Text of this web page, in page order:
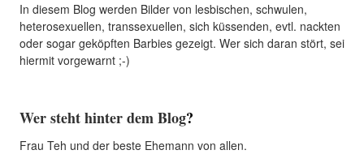
In diesem Blog werden Bilder von lesbischen, schwulen,
heterosexuellen, transsexuellen, sich küssenden, evtl. nackten
oder sogar geköpften Barbies gezeigt. Wer sich daran stört, sei
hiermit vorgewarnt ;-)
Wer steht hinter dem Blog?
Frau Teh und der beste Ehemann von allen.